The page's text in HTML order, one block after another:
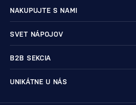
NAKUPUJTE S NAMI
SVET NÁPOJOV
B2B SEKCIA
UNIKÁTNE U NÁS